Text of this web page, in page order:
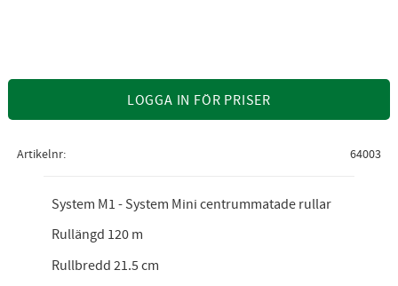
LOGGA IN FÖR PRISER
Artikelnr 64003
System M1 - System Mini centrummatade rullar
Rullängd 120 m
Rullbredd 21.5 cm